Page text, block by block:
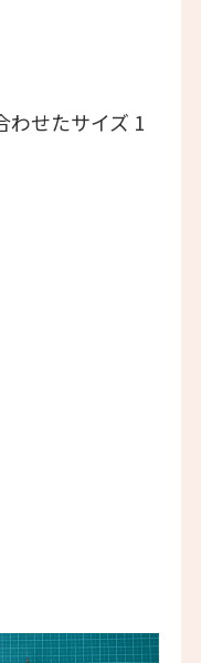
わせたサイズ 1